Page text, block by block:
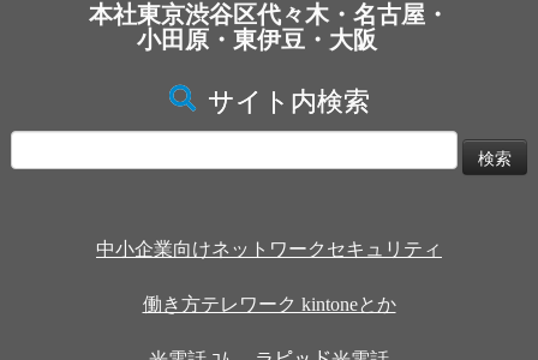
本社東京渋谷区代々木・名古屋・
小田原・東伊豆・大阪
サイト内検索
索:
中小企業向けネットワークセキュリティ
働き方テレワーク kintoneとか